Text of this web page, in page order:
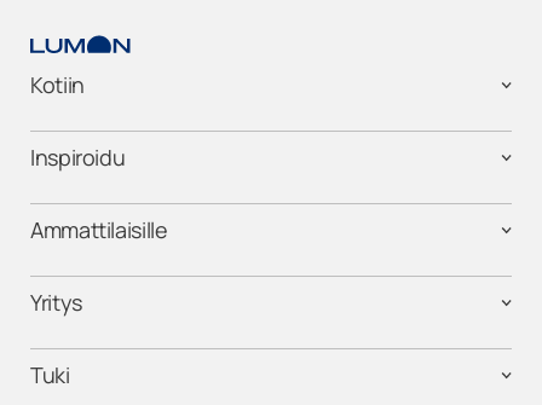
Kotiin
Inspiroidu
Ammattilaisille
Yritys
Tuki